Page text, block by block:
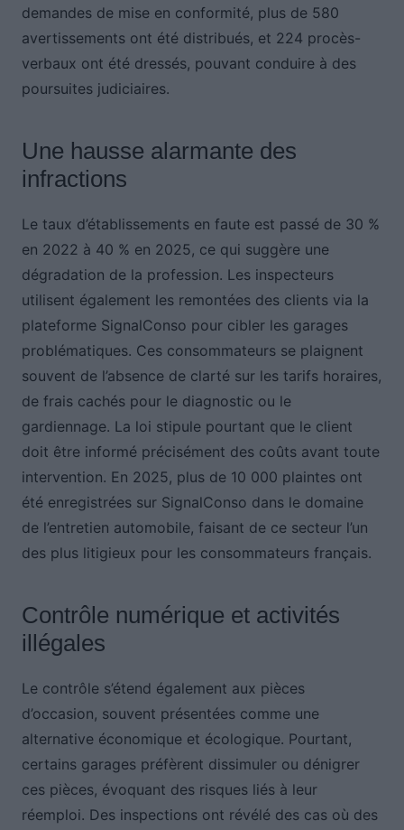
demandes de mise en conformité, plus de 580
avertissements ont été distribués, et 224 procès-
verbaux ont été dressés, pouvant conduire à des
poursuites judiciaires.
Une hausse alarmante des
infractions
Le taux d’établissements en faute est passé de 30 %
en 2022 à 40 % en 2025, ce qui suggère une
dégradation de la profession. Les inspecteurs
utilisent également les remontées des clients via la
plateforme SignalConso pour cibler les garages
problématiques. Ces consommateurs se plaignent
souvent de l’absence de clarté sur les tarifs horaires,
de frais cachés pour le diagnostic ou le
gardiennage. La loi stipule pourtant que le client
doit être informé précisément des coûts avant toute
intervention. En 2025, plus de 10 000 plaintes ont
été enregistrées sur SignalConso dans le domaine
de l’entretien automobile, faisant de ce secteur l’un
des plus litigieux pour les consommateurs français.
Contrôle numérique et activités
illégales
Le contrôle s’étend également aux pièces
d’occasion, souvent présentées comme une
alternative économique et écologique. Pourtant,
certains garages préfèrent dissimuler ou dénigrer
ces pièces, évoquant des risques liés à leur
réemploi. Des inspections ont révélé des cas où des